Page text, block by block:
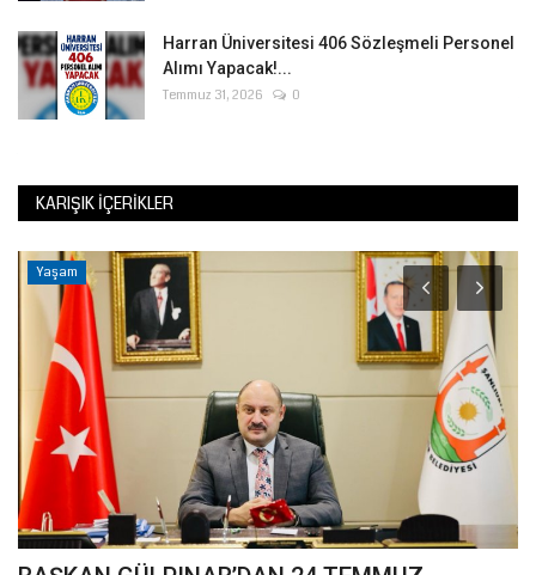
Harran Üniversitesi 406 Sözleşmeli Personel
Alımı Yapacak!...
Temmuz 31, 2026 0
KARIŞIK İÇERIKLER
Yaşam